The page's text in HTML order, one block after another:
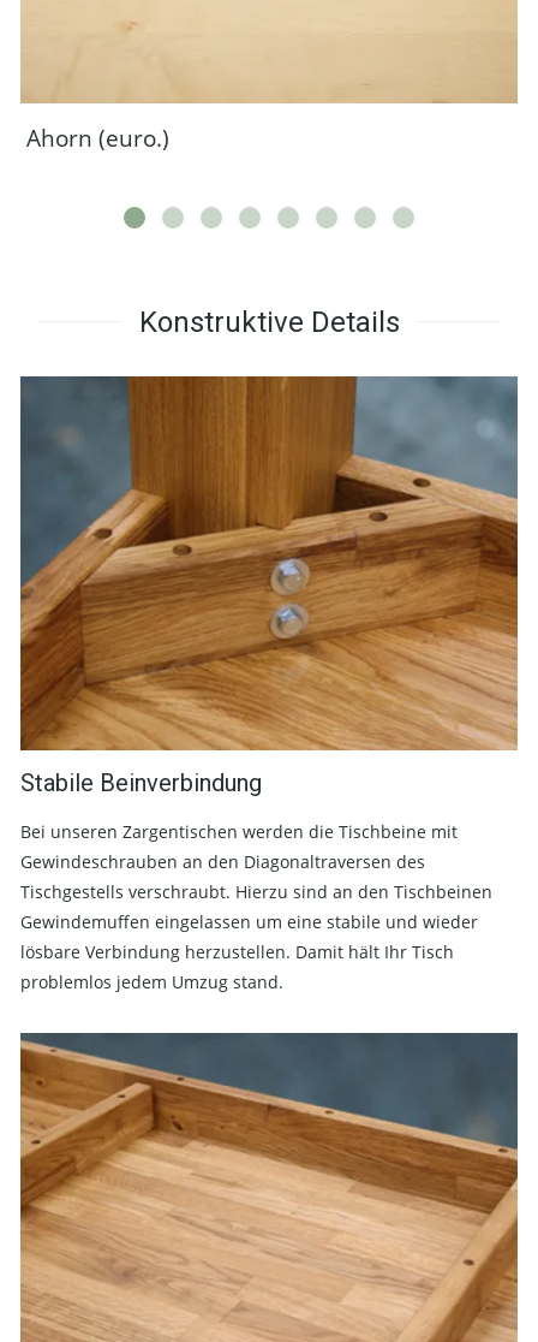
Ahorn (euro.)
Konstruktive Details
Stabile Beinverbindung
Bei unseren Zargentischen werden die Tischbeine mit
Gewindeschrauben an den Diagonaltraversen des
Tischgestells verschraubt. Hierzu sind an den Tischbeinen
Gewindemuffen eingelassen um eine stabile und wieder
lösbare Verbindung herzustellen. Damit hält Ihr Tisch
problemlos jedem Umzug stand.